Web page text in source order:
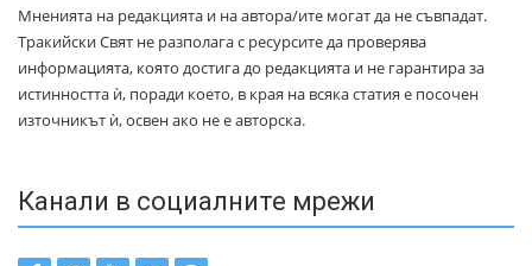
Мненията на редакцията и на автора/ите могат да не съвпадат.
Тракийски Свят не разполага с ресурсите да проверява
информацията, която достига до редакцията и не гарантира за
истинността ѝ, поради което, в края на всяка статия е посочен
източникът ѝ, освен ако не е авторска.
Канали в социалните мрежи